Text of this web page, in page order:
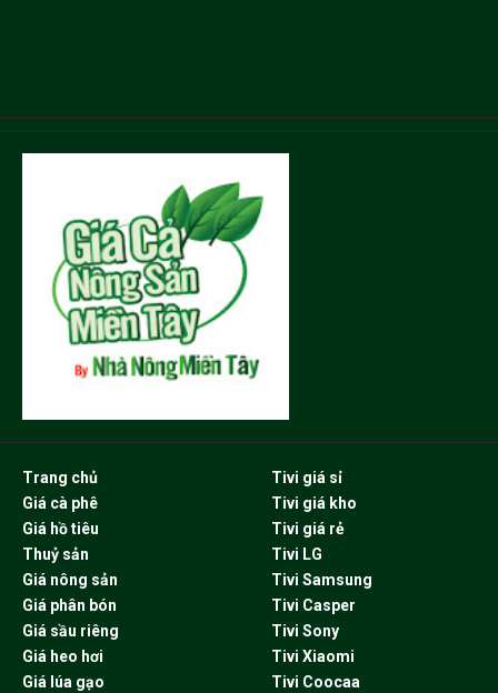
Trang chủ
Giá cà phê
Giá hồ tiêu
Thuỷ sản
Giá nông sản
Giá phân bón
Giá sầu riêng
Giá heo hơi
Giá lúa gạo
Tivi giá sỉ
Tivi giá kho
Tivi giá rẻ
Tivi LG
Tivi Samsung
Tivi Casper
Tivi Sony
Tivi Xiaomi
Tivi Coocaa